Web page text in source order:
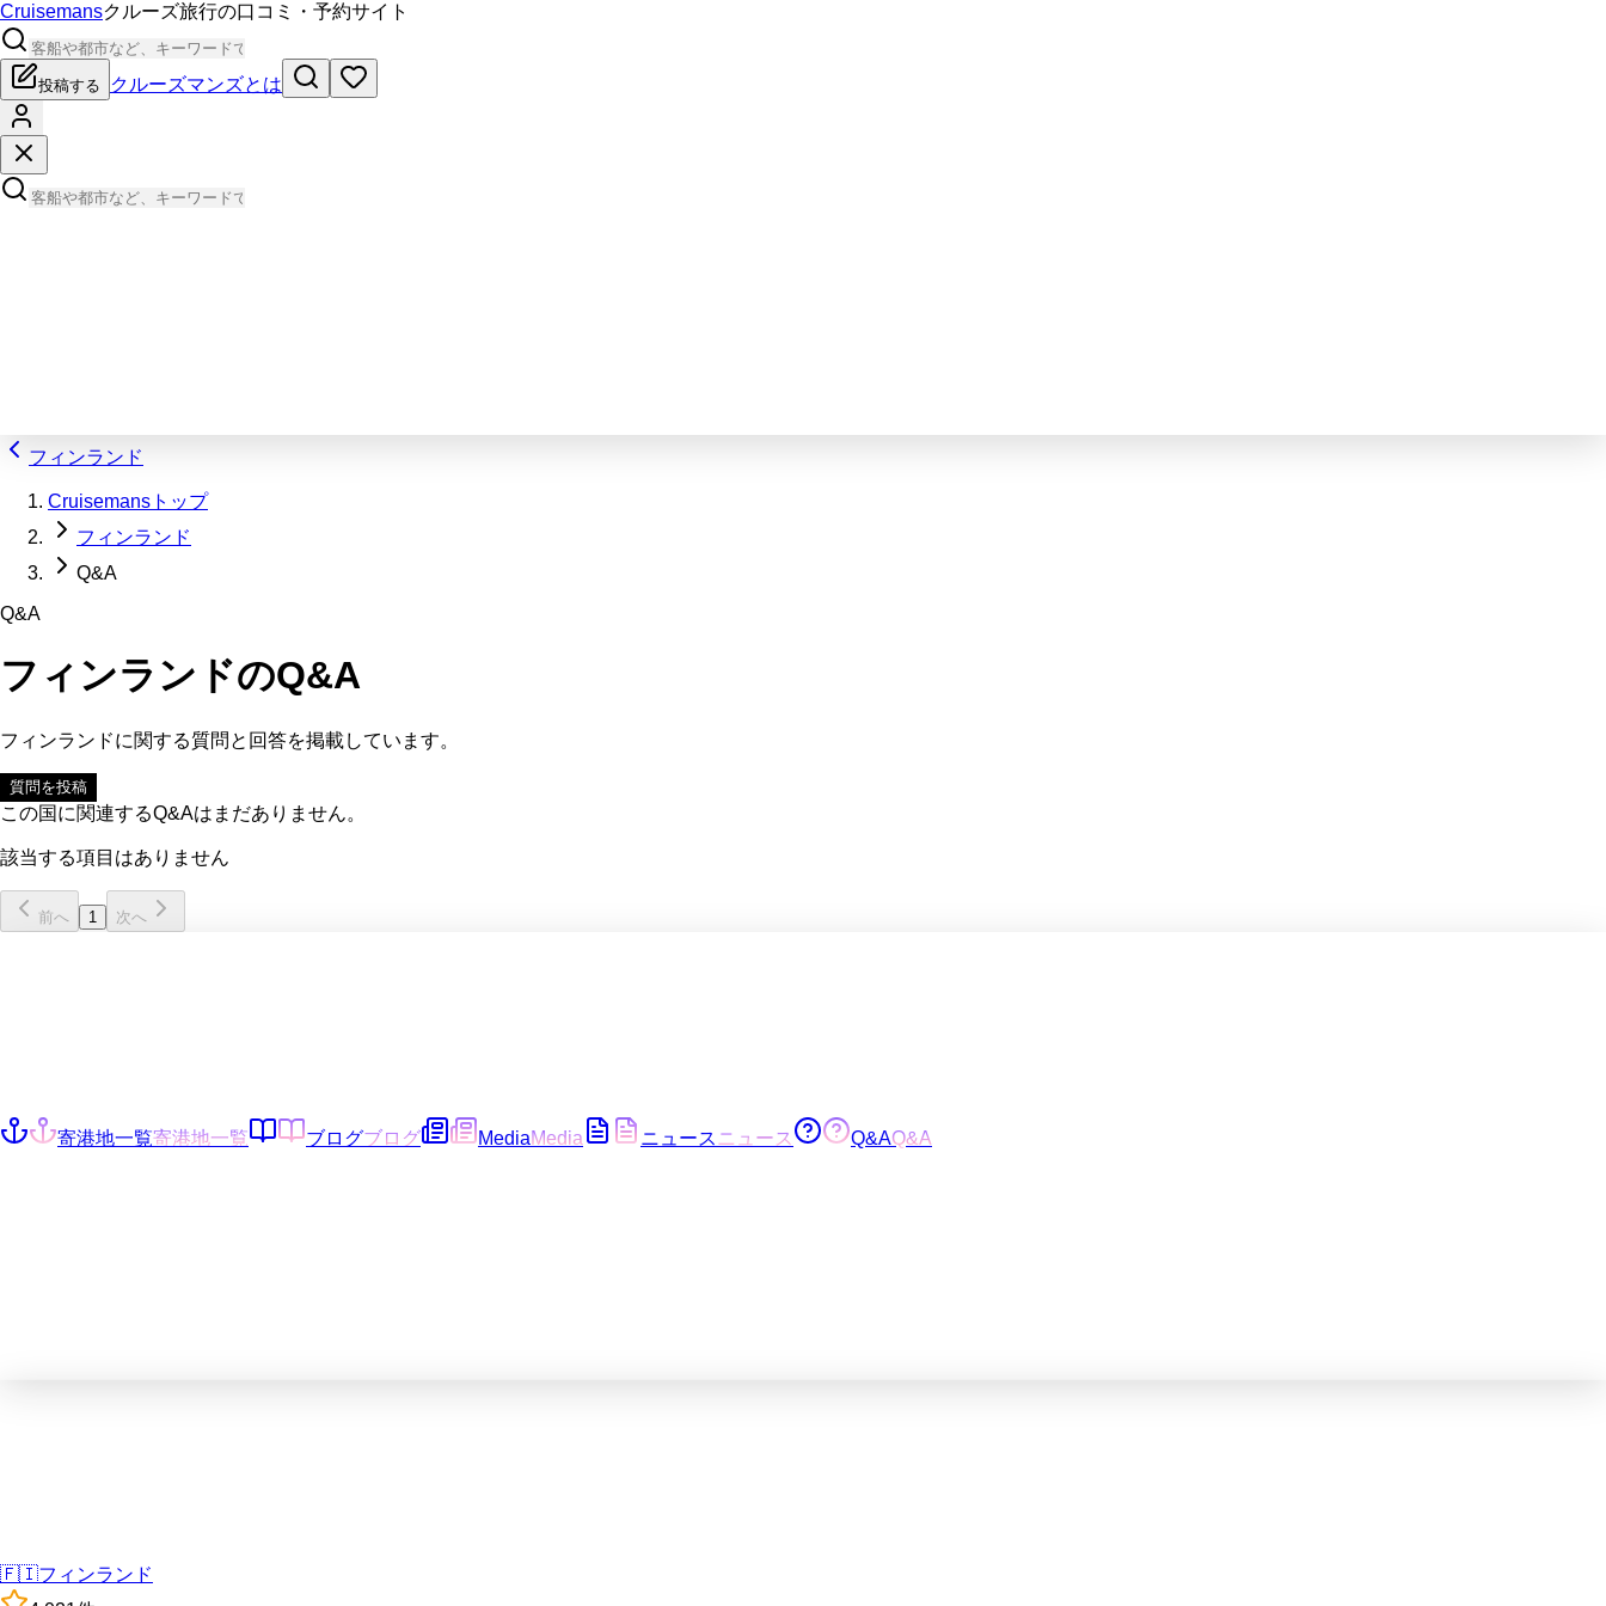
Cruisemansクルーズ旅行の口コミ・予約サイト
投稿する クルーズマンズとは
フィンランド
Cruisemansトップ
フィンランド
Q&A
Q&A
フィンランドのQ&A
フィンランドに関する質問と回答を掲載しています。
質問を投稿
この国に関連するQ&Aはまだありません。
該当する項目はありません
前へ 1 次へ
寄港地一覧寄港地一覧 ブログブログ MediaMedia ニュース ニュース Q&AQ&A
🇫🇮フィンランド